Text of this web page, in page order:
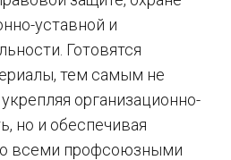
уставной и
Готовятся
тем самым не
организационно-
но и обеспечивая
всеми профсоюзными